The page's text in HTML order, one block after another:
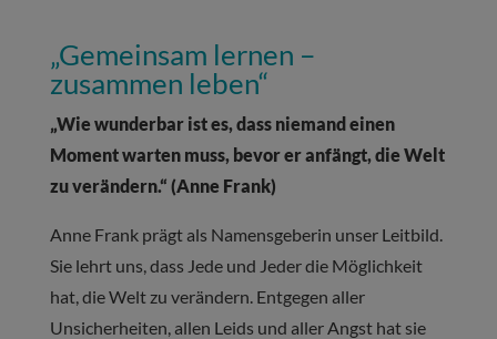
„Gemeinsam lernen –
zusammen leben“
„Wie wunderbar ist es, dass niemand einen
Moment warten muss, bevor er anfängt, die Welt
zu verändern.“ (Anne Frank)
Anne Frank prägt als Namensgeberin unser Leitbild.
Sie lehrt uns, dass Jede und Jeder die Möglichkeit
hat, die Welt zu verändern. Entgegen aller
Unsicherheiten, allen Leids und aller Angst hat sie